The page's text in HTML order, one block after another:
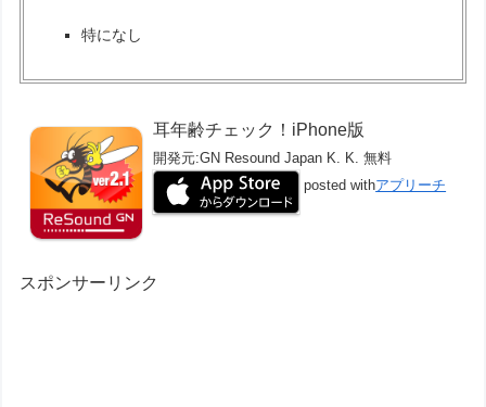
特になし
耳年齢チェック！iPhone版
開発元:GN Resound Japan K. K. 無料
posted withアプリーチ
スポンサーリンク